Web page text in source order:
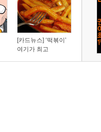
[카드뉴스] ‘떡볶이’
여기가 최고